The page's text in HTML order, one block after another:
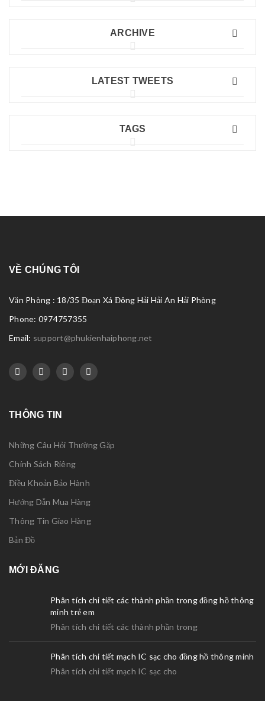
ARCHIVE
LATEST TWEETS
TAGS
VỀ CHÚNG TÔI
Văn Phòng : 18/35 Đoạn Xá Đông Hải Hải An Hải Phòng
Phone: 0974757355
Email: support@phukienhaiphong.net
THÔNG TIN
Những Câu Hỏi Thường Gặp
Chính Sách Riêng
Điều Khoản Bảo Hành
Hướng Dẫn Mua Hàng
Thông Tin Giao Hàng
Bản Đồ
MỚI ĐĂNG
Phân tích chi tiết các thành phần trong đồng hồ thông
minh trẻ em
Phân tích chi tiết các thành phần trong
Phân tích chi tiết mạch IC sạc cho đồng hồ thông minh
Phân tích chi tiết mạch IC sạc cho